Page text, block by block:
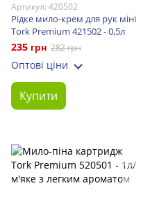
Артикул: 420502
Рідке мило-крем для рук міні
Tork Premium 421502 - 0,5л
235 грн 282 грн
Оптові ціни
Купити